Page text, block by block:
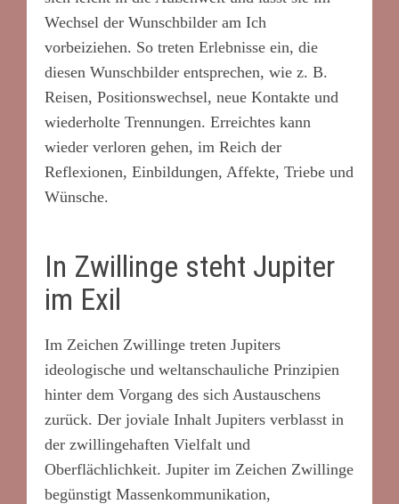
Wechsel der Wunschbilder am Ich
vorbeiziehen. So treten Erlebnisse ein, die
diesen Wunschbilder entsprechen, wie z. B.
Reisen, Positionswechsel, neue Kontakte und
wiederholte Trennungen. Erreichtes kann
wieder verloren gehen, im Reich der
Reflexionen, Einbildungen, Affekte, Triebe und
Wünsche.
In Zwillinge steht Jupiter
im Exil
Im Zeichen Zwillinge treten Jupiters
ideologische und weltanschauliche Prinzipien
hinter dem Vorgang des sich Austauschens
zurück. Der joviale Inhalt Jupiters verblasst in
der zwillingehaften Vielfalt und
Oberflächlichkeit. Jupiter im Zeichen Zwillinge
begünstigt Massenkommunikation,